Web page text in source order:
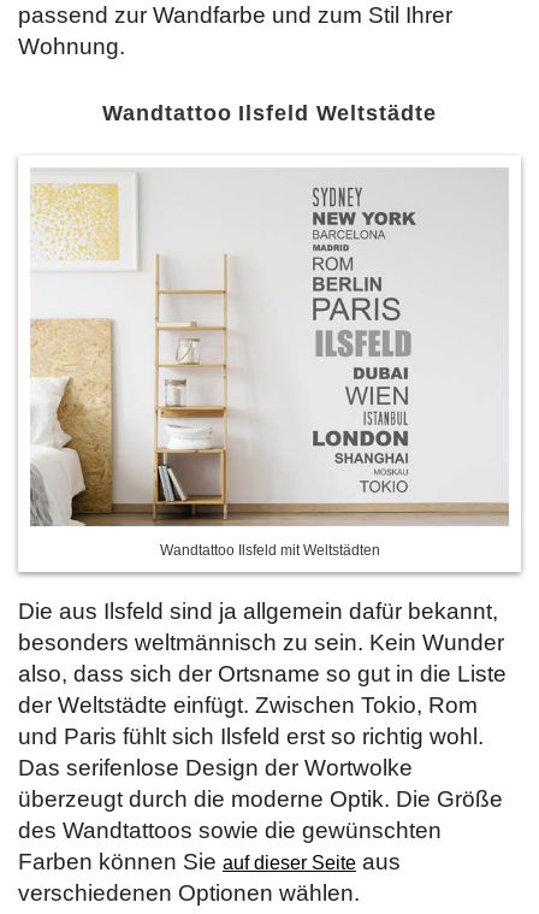
passend zur Wandfarbe und zum Stil Ihrer
Wohnung.
Wandtattoo Ilsfeld Weltstädte
Wandtattoo Ilsfeld mit Weltstädten
Die aus Ilsfeld sind ja allgemein dafür bekannt,
besonders weltmännisch zu sein. Kein Wunder
also, dass sich der Ortsname so gut in die Liste
der Weltstädte einfügt. Zwischen Tokio, Rom
und Paris fühlt sich Ilsfeld erst so richtig wohl.
Das serifenlose Design der Wortwolke
überzeugt durch die moderne Optik. Die Größe
des Wandtattoos sowie die gewünschten
Farben können Sie auf dieser Seite aus
verschiedenen Optionen wählen.